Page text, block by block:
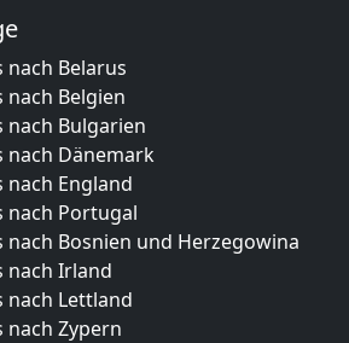
nach Belarus
nach Belgien
nach Bulgarien
nach Dänemark
nach England
nach Portugal
nach Bosnien und Herzegowina
nach Irland
nach Lettland
nach Zypern